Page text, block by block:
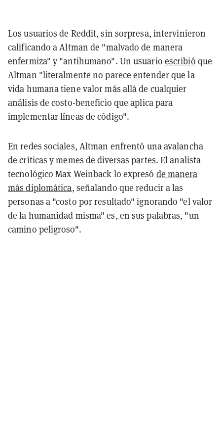
Los usuarios de Reddit, sin sorpresa, intervinieron
calificando a Altman de "malvado de manera
enfermiza" y "antihumano". Un usuario escribió que
Altman "literalmente no parece entender que la
vida humana tiene valor más allá de cualquier
análisis de costo-beneficio que aplica para
implementar líneas de código".
En redes sociales, Altman enfrentó una avalancha
de críticas y memes de diversas partes. El analista
tecnológico Max Weinback lo expresó de manera
más diplomática, señalando que reducir a las
personas a "costo por resultado" ignorando "el valor
de la humanidad misma" es, en sus palabras, "un
camino peligroso".